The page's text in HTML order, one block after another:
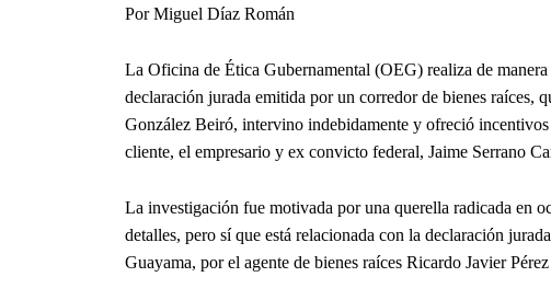
Por Miguel Díaz Román
La Oficina de Ética Gubernamental (OEG) realiza de
declaración jurada emitida por un corredor de bienes raíces,
González Beiró, intervino indebidamente y ofreció
cliente, el empresario y ex convicto federal, Jaime Serrano
La investigación fue motivada por una querella radicada en
detalles, pero sí que está relacionada con la declaración
Guayama, por el agente de bienes raíces Ricardo Javier